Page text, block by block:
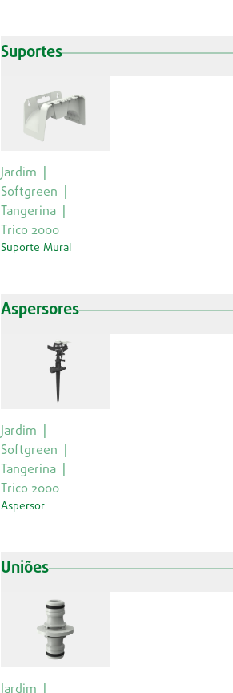
Suportes
Jardim
Softgreen
Tangerina
Trico 2000
Suporte Mural
Aspersores
Jardim
Softgreen
Tangerina
Trico 2000
Aspersor
Uniões